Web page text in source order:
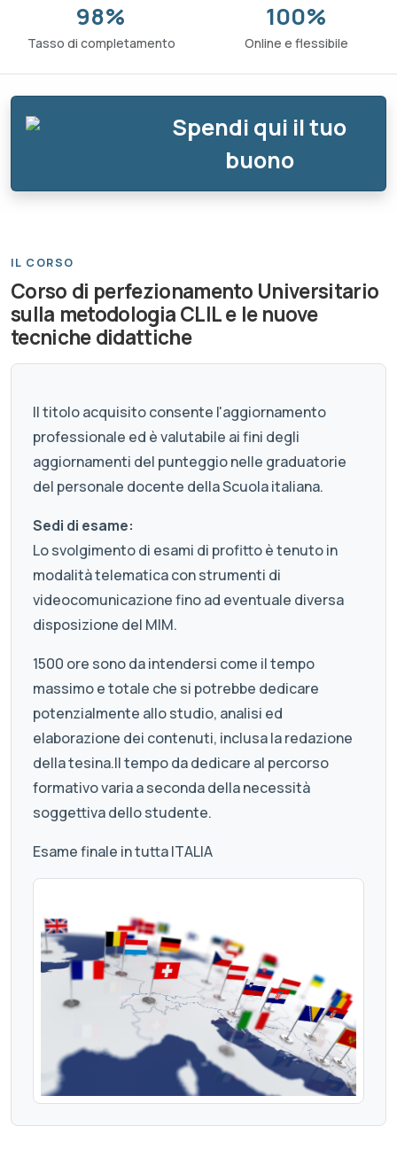
98%
Tasso di completamento
100%
Online e flessibile
Spendi qui il tuo
buono
IL CORSO
Corso di perfezionamento Universitario
sulla metodologia CLIL e le nuove
tecniche didattiche
Il titolo acquisito consente l'aggiornamento
professionale ed è valutabile ai fini degli
aggiornamenti del punteggio nelle graduatorie
del personale docente della Scuola italiana.
Sedi di esame:
Lo svolgimento di esami di profitto è tenuto in
modalità telematica con strumenti di
videocomunicazione fino ad eventuale diversa
disposizione del MIM.
1500 ore sono da intendersi come il tempo
massimo e totale che si potrebbe dedicare
potenzialmente allo studio, analisi ed
elaborazione dei contenuti, inclusa la redazione
della tesina.Il tempo da dedicare al percorso
formativo varia a seconda della necessità
soggettiva dello studente.
Esame finale in tutta ITALIA